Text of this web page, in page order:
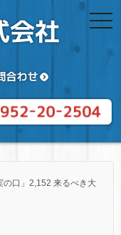
の口」2,152 来るべき大